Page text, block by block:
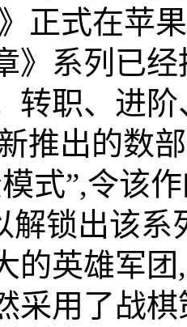
正式在苹
》系列已
转职、进
推出的数
式”,令该
解锁出该系
的英雄军
采用了战